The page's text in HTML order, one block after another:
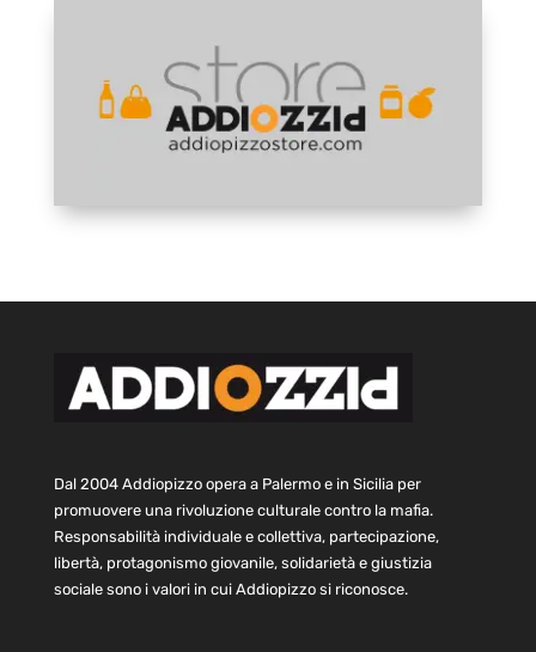
Dal 2004 Addiopizzo opera a Palermo e in Sicilia per
promuovere una rivoluzione culturale contro la mafia.
Responsabilità individuale e collettiva, partecipazione,
libertà, protagonismo giovanile, solidarietà e giustizia
sociale sono i valori in cui Addiopizzo si riconosce.